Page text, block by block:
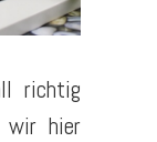
richtig
wir hier